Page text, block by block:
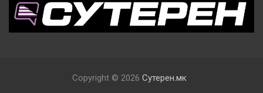
Copyright © 2026 Сутерен.мк